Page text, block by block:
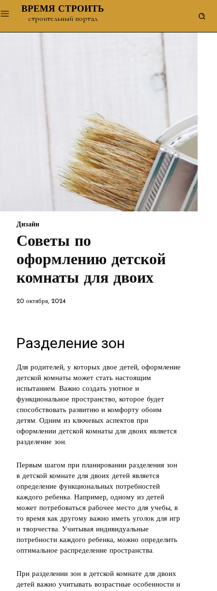
ВРЕМЯ СТРОИТЬ
строительный портал
Дизайн
Советы по
оформлению детской
комнаты для двоих
20 октября, 2024
Разделение зон
Для родителей, у которых двое детей, оформление
детской комнаты может стать настоящим
испытанием. Важно создать уютное и
функциональное пространство, которое будет
способствовать развитию и комфорту обоим
детям. Одним из ключевых аспектов при
оформлении детской комнаты для двоих является
разделение зон.
Первым шагом при планировании разделения зон
в детской комнате для двоих детей является
определение функциональных потребностей
каждого ребенка. Например, одному из детей
может потребоваться рабочее место для учебы, в
то время как другому важно иметь уголок для игр
и творчества. Учитывая индивидуальные
потребности каждого ребенка, можно определить
оптимальное распределение пространства.
При разделении зон в детской комнате для двоих
детей важно учитывать возрастные особенности и